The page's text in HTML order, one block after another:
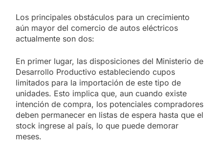
Los principales obstáculos para un crecimiento
aún mayor del comercio de autos eléctricos
actualmente son dos:
En primer lugar, las disposiciones del Ministerio de
Desarrollo Productivo estableciendo cupos
limitados para la importación de este tipo de
unidades. Esto implica que, aun cuando existe
intención de compra, los potenciales compradores
deben permanecer en listas de espera hasta que el
stock ingrese al país, lo que puede demorar
meses.